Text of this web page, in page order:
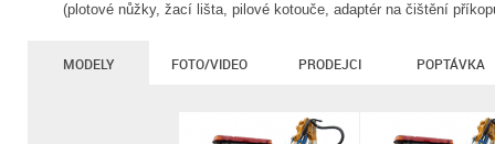
(plotové nůžky, žací lišta, pilové kotouče, adaptér na čištění
MODELY FOTO/VIDEO PRODEJCI POPTÁVKA